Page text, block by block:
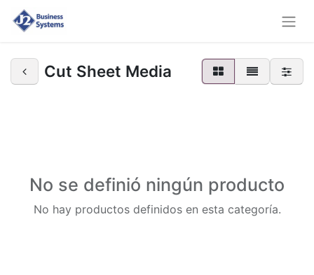
Cut Sheet Media
No se definió ningún producto
No hay productos definidos en esta categoría.